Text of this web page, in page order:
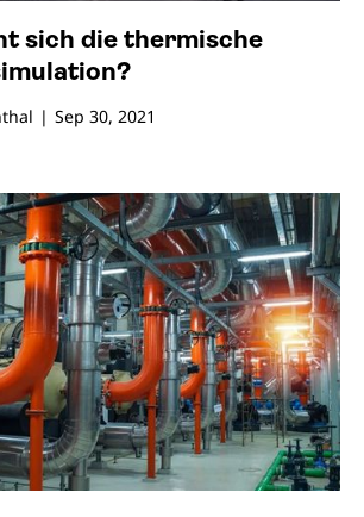
sich die thermische
| Sep 30, 2021